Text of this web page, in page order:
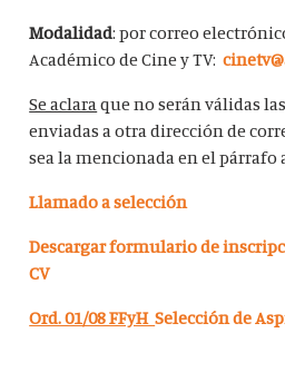
Modalidad: por correo
Académico de Cine y TV:
Se aclara que no serán válidas
enviadas a otra dirección de
sea la mencionada en el párrafo
Llamado a selección
Descargar formulario de
CV
Ord. 01/08 FFyHSelección de